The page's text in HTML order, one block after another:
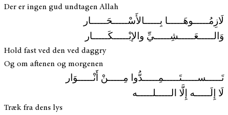
Der er ingen gud undtagen Allah
لَازِمُـــــوهَـــــا بِـــــالأَسْـــــحَـــــار
وَالـــــعَـــــشِـــــيِّ والإبْـــــكَـــــار
Hold fast ved den ved daggry
Og om aftenen og morgenen
تَـــــســـــتَـــــمِـــــدُّوا مِـــــنْ أَنْـــــوَار
لَا إِلَـــــه إِلَّا الـــــلـــــه
Træk fra dens lys